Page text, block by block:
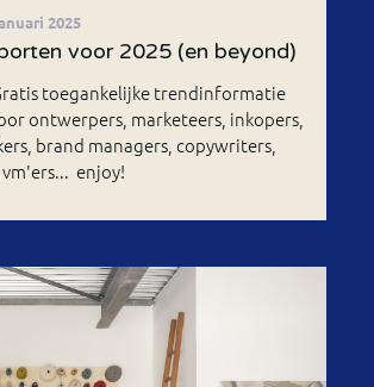
2025
voor 2025 (en beyond)
toegankelijke trendinformatie
ontwerpers, marketeers, inkopers,
brand managers, copywriters,
enjoy!